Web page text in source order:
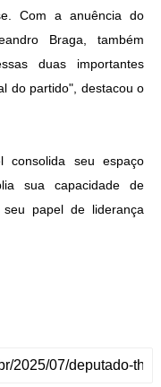
Com a anuência do
Braga, também
duas importantes
do partido", destacou o
consolida seu espaço
sua capacidade de
papel de liderança